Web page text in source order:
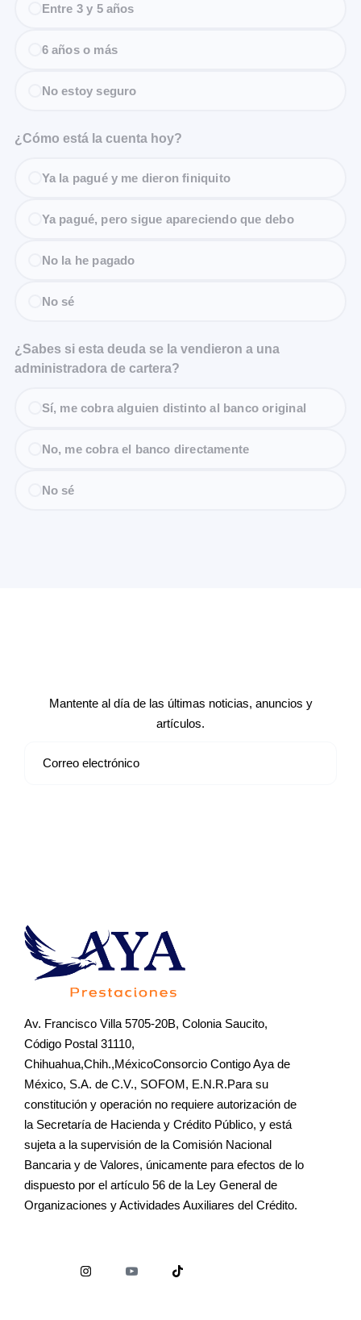
Entre 3 y 5 años
6 años o más
No estoy seguro
¿Cómo está la cuenta hoy?
Ya la pagué y me dieron finiquito
Ya pagué, pero sigue apareciendo que debo
No la he pagado
No sé
¿Sabes si esta deuda se la vendieron a una
administradora de cartera?
Sí, me cobra alguien distinto al banco original
No, me cobra el banco directamente
No sé
Mantente al día de las últimas noticias, anuncios y
artículos.
Av. Francisco Villa 5705-20B, Colonia Saucito,
Código Postal 31110,
Chihuahua,Chih.,MéxicoConsorcio Contigo Aya de
México, S.A. de C.V., SOFOM, E.N.R.Para su
constitución y operación no requiere autorización de
la Secretaría de Hacienda y Crédito Público, y está
sujeta a la supervisión de la Comisión Nacional
Bancaria y de Valores, únicamente para efectos de lo
dispuesto por el artículo 56 de la Ley General de
Organizaciones y Actividades Auxiliares del Crédito.